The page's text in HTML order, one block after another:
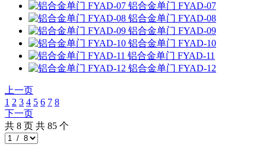
铝合金单门 FYAD-07
铝合金单门 FYAD-08
铝合金单门 FYAD-09
铝合金单门 FYAD-10
铝合金单门 FYAD-11
铝合金单门 FYAD-12
上一页
1 2 3 4 5 6 7 8
下一页
共 8 页 共 85 个